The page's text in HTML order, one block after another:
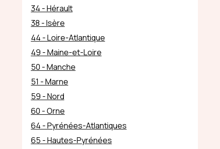
34 - Hérault
38 - Isère
44 - Loire-Atlantique
49 - Maine-et-Loire
50 - Manche
51 - Marne
59 - Nord
60 - Orne
64 - Pyrénées-Atlantiques
65 - Hautes-Pyrénées